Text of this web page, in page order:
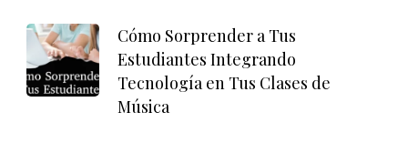
Cómo Sorprender a Tus
Estudiantes Integrando
Tecnología en Tus Clases de
Música